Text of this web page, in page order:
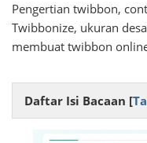
Pengertian twibbon,
Twibbonize, ukuran
membuat twibbon
Daftar Isi Bacaan [